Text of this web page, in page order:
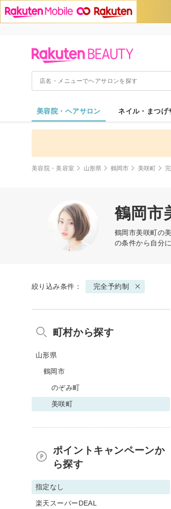
美容院・ヘアサロン ネイル・まつげ
美容院・美容室 山形県 鶴岡市 美咲町
鶴岡市
鶴岡市美咲町の
の条件から自分
絞り込み条件： 完全予約制
町村から探す
山形県
鶴岡市
のぞみ町
美咲町
ポイントキャンペーンか
ら探す
指定なし
楽天スーパーDEAL